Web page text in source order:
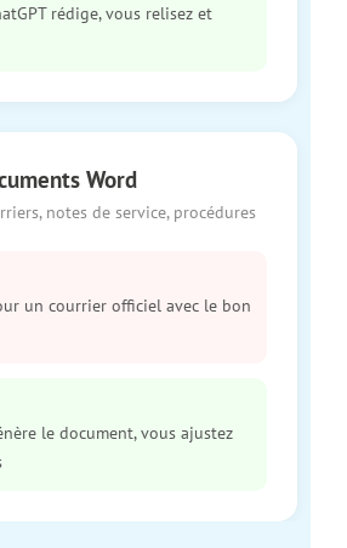
rédige, vous relisez et
Word
notes de service, procédures
un courrier officiel avec le bon
le document, vous ajustez